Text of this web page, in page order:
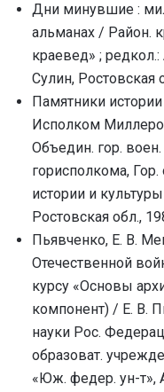
Дни минувшие :
альманах / Район.
краевед» ;
Сулин, Ростовская
Памятники
Исполком
Объедин. гор.
горисполкома,
истории и
Ростовская обл.,
Пьявченко, Е. В.
Отечественной
курсу «Основы
компонент) / Е. В.
науки Рос.
образоват.
«Юж. федер. ун-т»,